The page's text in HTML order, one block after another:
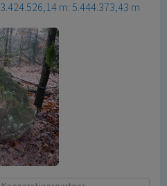
3.424.526,14 m: 5.444.373,43 m